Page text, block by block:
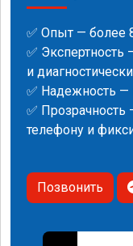
✅ Опыт — более
✅
и
✅ Надежность —
✅
телефону и
Позвонить